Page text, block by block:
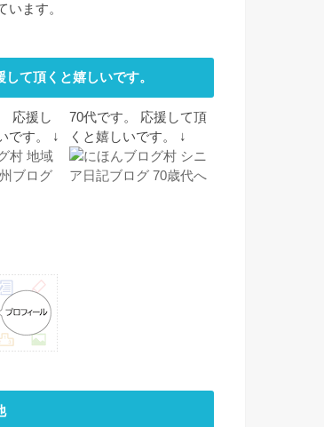
います。
て頂くと嬉しいです。
応援し
です。 ↓
70代です。 応援して頂
くと嬉しいです。 ↓